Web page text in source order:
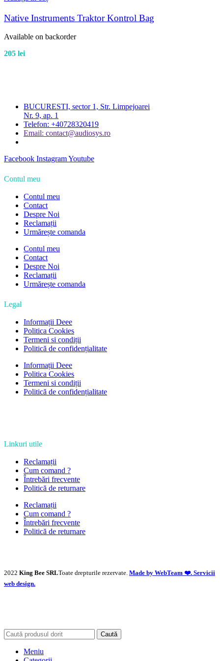
Native Instruments Traktor Kontrol Bag
Available on backorder
205 lei
BUCURESTI, sector 1, Str. Limpejoarei
Nr. 9, ap. 1
Telefon: +40728320419
Email: contact@audiosys.ro
Facebook InstagramYoutube
Contul meu
Contul meu
Contact
Despre Noi
Reclamații
Urmărește comanda
Contul meu
Contact
Despre Noi
Reclamații
Urmărește comanda
Legal
Informații Deee
Politica Cookies
Termeni si condiții
Politică de confidențialitate
Informații Deee
Politica Cookies
Termeni si condiții
Politică de confidențialitate
Linkuri utile
Reclamații
Cum comand ?
Întrebări frecvente
Politică de returnare
Reclamații
Cum comand ?
Întrebări frecvente
Politică de returnare
2022 King Bee SRLToate drepturile rezervate. Made by WebTeam ❤️. Servicii
web design.
Caută
Meniu